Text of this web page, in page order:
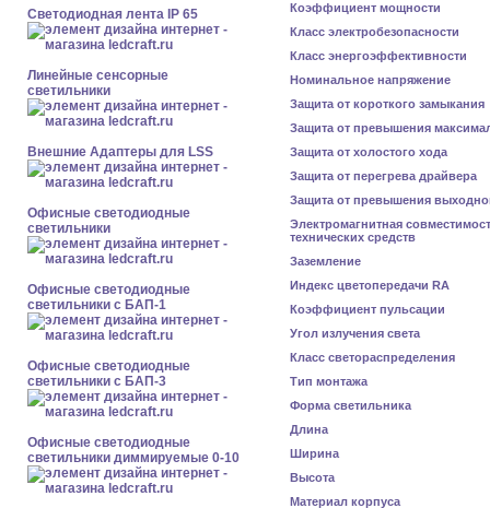
Светодиодная лента IP 65
Линейные сенсорные
светильники
Внешние Адаптеры для LSS
Офисные светодиодные
светильники
Офисные светодиодные
светильники с БАП-1
Офисные светодиодные
светильники с БАП-3
Офисные светодиодные
светильники диммируемые 0-10
Коэффициент мощности
Класс электробезопасности
Класс энергоэффективности
Номинальное напряжение
Защита от короткого замыкания
Защита от превышения
Защита от холостого хода
Защита от перегрева драйвера
Защита от превышения
Электромагнитная
технических средств
Заземление
Индекс цветопередачи RA
Коэффициент пульсации
Угол излучения света
Класс светораспределения
Тип монтажа
Форма светильника
Длина
Ширина
Высота
Материал корпуса